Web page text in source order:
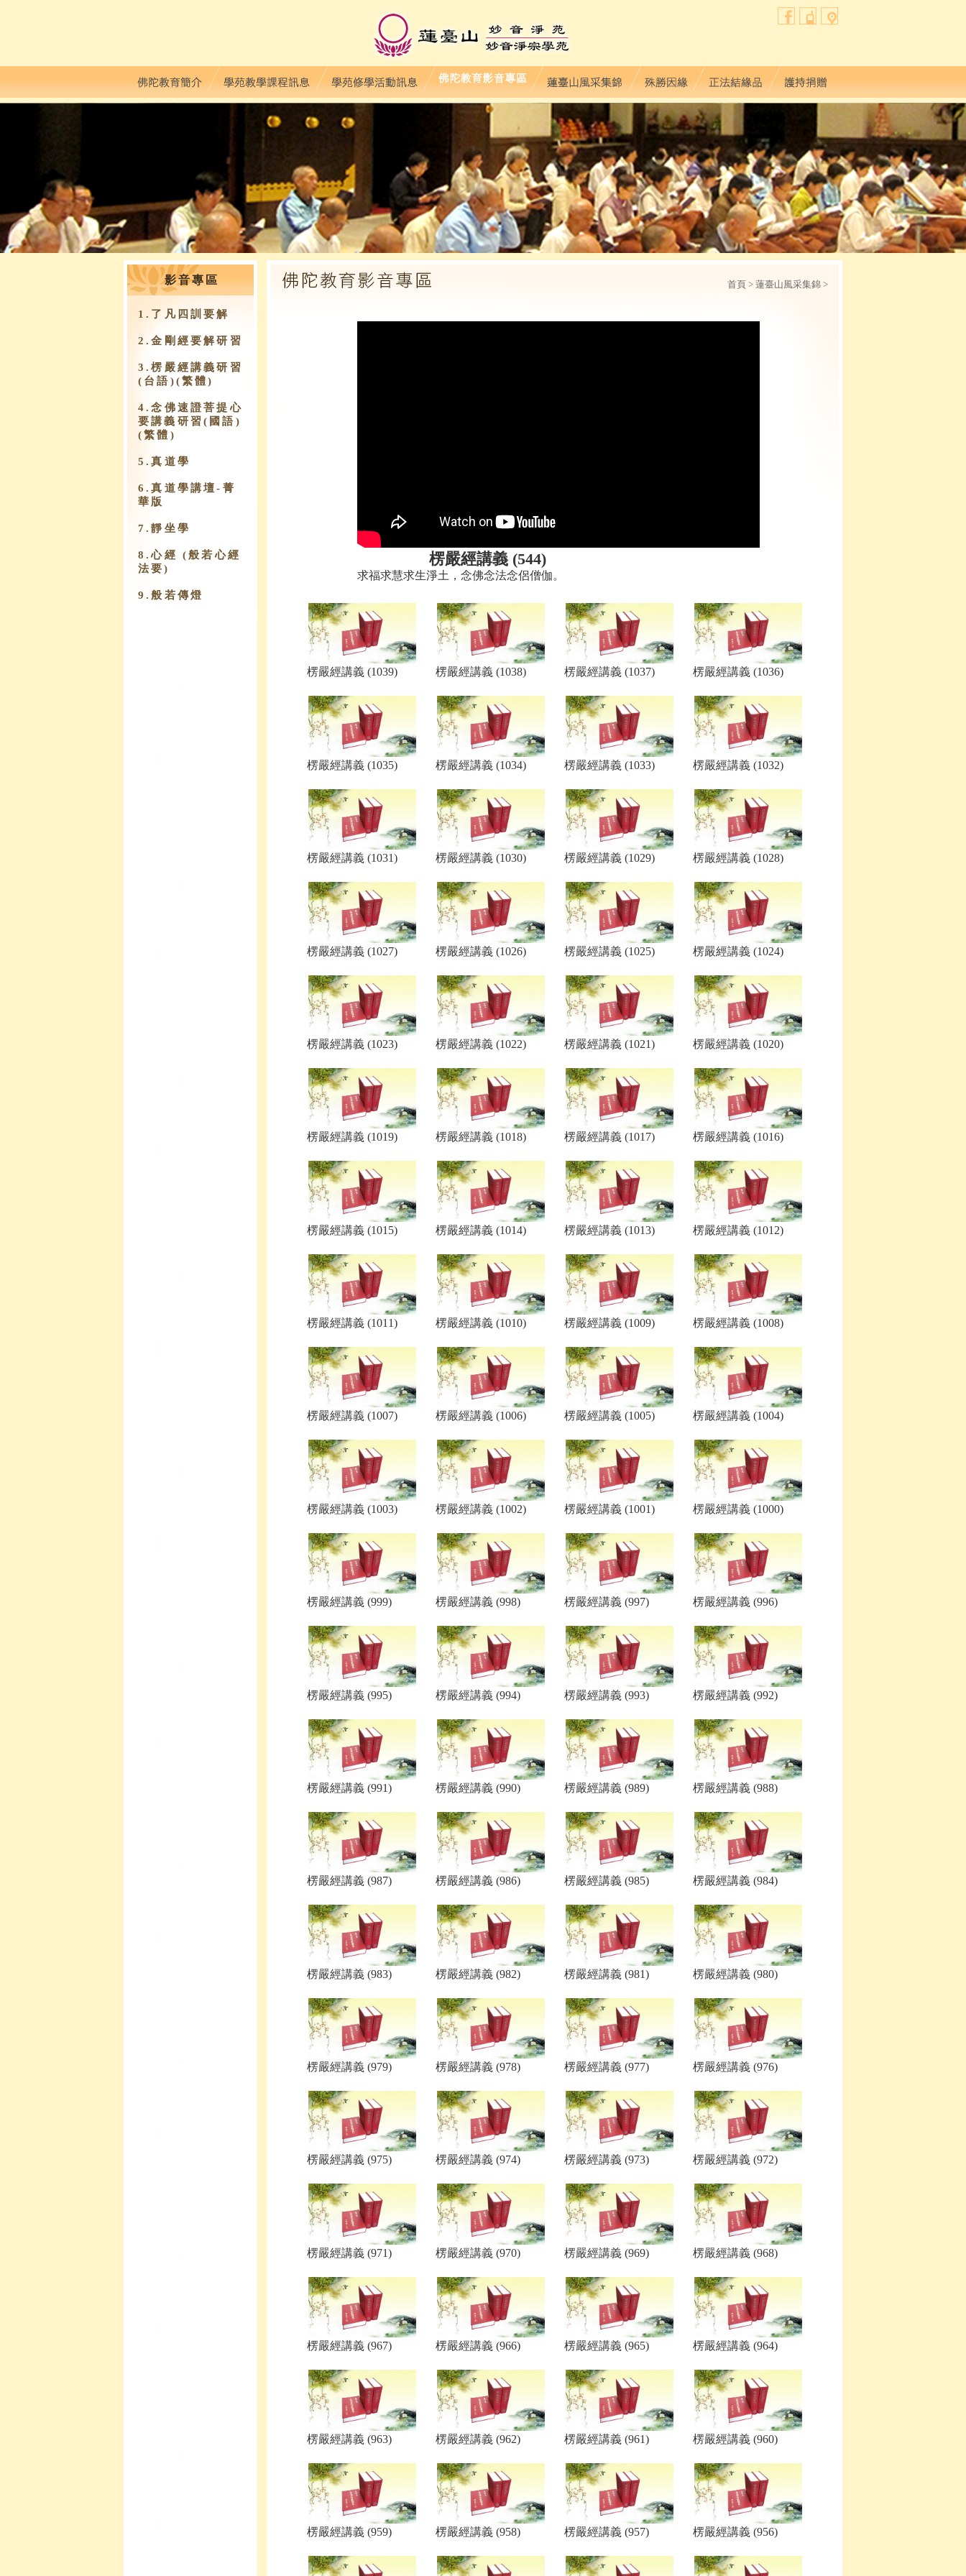
影音專區
1.了凡四訓要解
2.金剛經要解研習
3.楞嚴經講義研習
(台語)(繁體)
4.念佛速證菩提心
要講義研習(國語)
(繁體)
5.真道學
6.真道學講壇-菁
華版
7.靜坐學
8.心經 (般若心經
法要)
9.​般若傳燈
首頁 > 蓮臺山風采集錦 >
楞嚴經講義 (544)
求福求慧求生淨土，念佛念法念侶僧伽。
楞嚴經講義 (1039) 楞嚴經講義 (1038) 楞嚴經講義 (1037) 楞嚴經講義 (1036)
楞嚴經講義 (1035) 楞嚴經講義 (1034) 楞嚴經講義 (1033) 楞嚴經講義 (1032)
楞嚴經講義 (1031) 楞嚴經講義 (1030) 楞嚴經講義 (1029) 楞嚴經講義 (1028)
楞嚴經講義 (1027) 楞嚴經講義 (1026) 楞嚴經講義 (1025) 楞嚴經講義 (1024)
楞嚴經講義 (1023) 楞嚴經講義 (1022) 楞嚴經講義 (1021) 楞嚴經講義 (1020)
楞嚴經講義 (1019) 楞嚴經講義 (1018) 楞嚴經講義 (1017) 楞嚴經講義 (1016)
楞嚴經講義 (1015) 楞嚴經講義 (1014) 楞嚴經講義 (1013) 楞嚴經講義 (1012)
楞嚴經講義 (1011) 楞嚴經講義 (1010) 楞嚴經講義 (1009) 楞嚴經講義 (1008)
楞嚴經講義 (1007) 楞嚴經講義 (1006) 楞嚴經講義 (1005) 楞嚴經講義 (1004)
楞嚴經講義 (1003) 楞嚴經講義 (1002) 楞嚴經講義 (1001) 楞嚴經講義 (1000)
楞嚴經講義 (999) 楞嚴經講義 (998) 楞嚴經講義 (997) 楞嚴經講義 (996)
楞嚴經講義 (995) 楞嚴經講義 (994) 楞嚴經講義 (993) 楞嚴經講義 (992)
楞嚴經講義 (991) 楞嚴經講義 (990) 楞嚴經講義 (989) 楞嚴經講義 (988)
楞嚴經講義 (987) 楞嚴經講義 (986) 楞嚴經講義 (985) 楞嚴經講義 (984)
楞嚴經講義 (983) 楞嚴經講義 (982) 楞嚴經講義 (981) 楞嚴經講義 (980)
楞嚴經講義 (979) 楞嚴經講義 (978) 楞嚴經講義 (977) 楞嚴經講義 (976)
楞嚴經講義 (975) 楞嚴經講義 (974) 楞嚴經講義 (973) 楞嚴經講義 (972)
楞嚴經講義 (971) 楞嚴經講義 (970) 楞嚴經講義 (969) 楞嚴經講義 (968)
楞嚴經講義 (967) 楞嚴經講義 (966) 楞嚴經講義 (965) 楞嚴經講義 (964)
楞嚴經講義 (963) 楞嚴經講義 (962) 楞嚴經講義 (961) 楞嚴經講義 (960)
楞嚴經講義 (959) 楞嚴經講義 (958) 楞嚴經講義 (957) 楞嚴經講義 (956)